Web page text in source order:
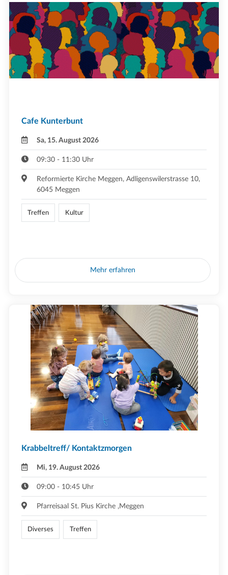
Cafe Kunterbunt
Sa, 15. August 2026
09:30 - 11:30 Uhr
Reformierte Kirche Meggen, Adligenswilerstrasse 10,
6045 Meggen
Treffen Kultur
Mehr erfahren
Krabbeltreff/ Kontaktzmorgen
Mi, 19. August 2026
09:00 - 10:45 Uhr
Pfarreisaal St. Pius Kirche ,Meggen
Diverses Treffen